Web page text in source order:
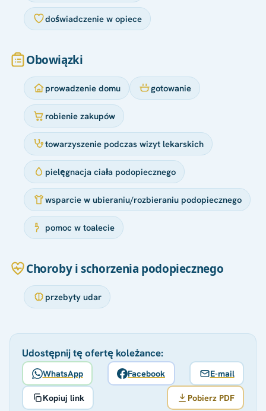
doświadczenie w opiece
Obowiązki
prowadzenie domu gotowanie
robienie zakupów
towarzyszenie podczas wizyt lekarskich
pielęgnacja ciała podopiecznego
wsparcie w ubieraniu/rozbieraniu podopiecznego
pomoc w toalecie
Choroby i schorzenia podopiecznego
przebyty udar
Udostępnij tę ofertę koleżance:
WhatsApp Facebook E-mail
Kopiuj link Pobierz PDF